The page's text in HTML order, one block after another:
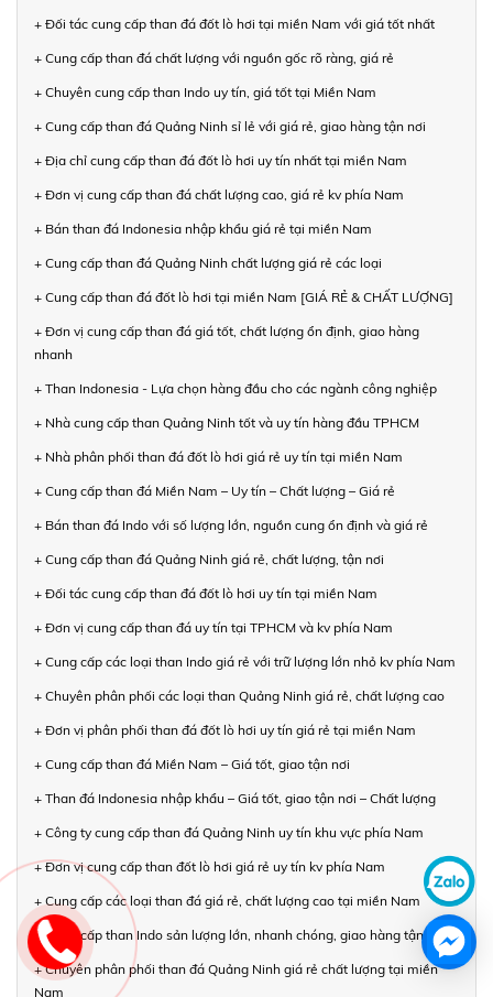
+ Đối tác cung cấp than đá đốt lò hơi tại miền Nam với giá tốt nhất
+ Cung cấp than đá chất lượng với nguồn gốc rõ ràng, giá rẻ
+ Chuyên cung cấp than Indo uy tín, giá tốt tại Miền Nam
+ Cung cấp than đá Quảng Ninh sỉ lẻ với giá rẻ, giao hàng tận nơi
+ Địa chỉ cung cấp than đá đốt lò hơi uy tín nhất tại miền Nam
+ Đơn vị cung cấp than đá chất lượng cao, giá rẻ kv phía Nam
+ Bán than đá Indonesia nhập khẩu giá rẻ tại miền Nam
+ Cung cấp than đá Quảng Ninh chất lượng giá rẻ các loại
+ Cung cấp than đá đốt lò hơi tại miền Nam [GIÁ RẺ & CHẤT LƯỢNG]
+ Đơn vị cung cấp than đá giá tốt, chất lượng ổn định, giao hàng
nhanh
+ Than Indonesia - Lựa chọn hàng đầu cho các ngành công nghiệp
+ Nhà cung cấp than Quảng Ninh tốt và uy tín hàng đầu TPHCM
+ Nhà phân phối than đá đốt lò hơi giá rẻ uy tín tại miền Nam
+ Cung cấp than đá Miền Nam – Uy tín – Chất lượng – Giá rẻ
+ Bán than đá Indo với số lượng lớn, nguồn cung ổn định và giá rẻ
+ Cung cấp than đá Quảng Ninh giá rẻ, chất lượng, tận nơi
+ Đối tác cung cấp than đá đốt lò hơi uy tín tại miền Nam
+ Đơn vị cung cấp than đá uy tín tại TPHCM và kv phía Nam
+ Cung cấp các loại than Indo giá rẻ với trữ lượng lớn nhỏ kv phía Nam
+ Chuyên phân phối các loại than Quảng Ninh giá rẻ, chất lượng cao
+ Đơn vị phân phối than đá đốt lò hơi uy tín giá rẻ tại miền Nam
+ Cung cấp than đá Miền Nam – Giá tốt, giao tận nơi
+ Than đá Indonesia nhập khẩu – Giá tốt, giao tận nơi – Chất lượng
+ Công ty cung cấp than đá Quảng Ninh uy tín khu vực phía Nam
+ Đơn vị cung cấp than đốt lò hơi giá rẻ uy tín kv phía Nam
+ Cung cấp các loại than đá giá rẻ, chất lượng cao tại miền Nam
+ Cung cấp than Indo sản lượng lớn, nhanh chóng, giao hàng tận nơi
+ Chuyên phân phối than đá Quảng Ninh giá rẻ chất lượng tại miền
Nam